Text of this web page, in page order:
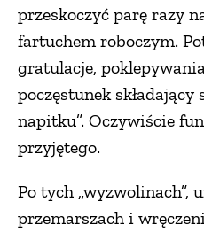
przeskoczyć parę razy
fartuchem roboczym.
gratulacje,
poczęstunek
napitku”. Oczywiście
przyjętego.
Po tych „wyzwolinach”,
przemarszach i
ZRÓB